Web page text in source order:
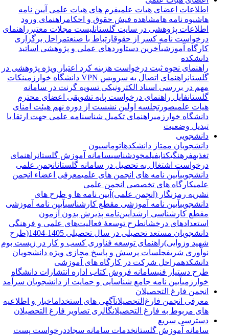
اطلاعات اعضای هیات علمیفرم های هیات علمی آیین نامه
هاشیوه نامه هامشاهده فیش حقوق و احکامراهنمای ورود
اطلاعات پژوهشی در سایت گلستانلیست مجلات معتبرراهنمای
درخواست نامه کسر از حقوقارتباط با صنعتمراحل برگزاری
کارگاه آموزشیآخرین دستاوردهای عملی و پژوهشی اساتید
دانشکده
راهنمای نحوه ثبت درخواست هزینه کرد اعتبار ویژه پژوهشی در
گلستانراهنمای اتصال به سرویس VPN دانشگاه خوارزمی
نکات
مهم در بررسی اسناد الکترونیکی تسویه گرنت در سامانه
گلستانفایل راهنمای درخواست پایه تشویقی اعضای محترم
هیات علمیصورتجلسه اولین نشست از دوره نهم هیئت امنای
دانشگاه خوارزمیراهنمای تکمیل شناسنامه علمی جهت ارتقا یا
تبدیل وضعیت
دانشجویی
دانشجویان ممتاز دانشکدهاتوماسیون
تغذیهفرهنگیکتابفیلمخودشناسیسامانه آموزش گلستانراهنمای
درخواست اشتغال به تحصیل در سامانه گلستانانجمن علمی
دانشجوییآیین نامه های انجمن های علمیمعرفی اعضاء انجمن
علمیکارگاه های تخصصی انجمن علمی
نشریه رمزنگار (انجمن علمی) آیین نامه ها و طرح های
دانشجوییآیین نامه آموزشی مقطع کارشناسیآیین نامه آموزشی
مقطع کارشناسی ارشدآیین‌نامه پذیرش بدون آزمون
استعدادهای درخشانطرح توسعۀ فعالیت‌های علمی و فرهنگی
دانشجویان مستعد تحصیلی در سال تحصیلی 1405-1404(طرح
شهید وزوایی) راهنمای توسعه فناوری کسب و کار در زیست بوم
نوآوری شریفجلسات پرسش و پاسخ مجازی ویژه دانشجویان
دانشکدهمراحل شرکت در کارگاه های آموزشی
طرح دستیار فنیسامانه فروش کتاب اداره انتشارات دانشگاه
خوارزمیآیین نامه جامع شناسایی و حمایت از دانشجویان سرآمد
انجمن فارغ التحصیلان
معرفی انجمن فارغ‌التحصیلانآگهی های استخدام اخبار و اطلاعیه
های مربوط به فارغ التحصیلانگالری تصاویر فارغ التحصیلان
دسترسی سریع
سامانه آموزش گلستانخدمات سامانه سجاددرخواست پست